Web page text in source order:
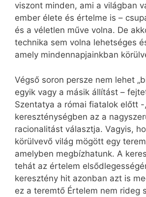
viszont minden, ami a világban
ember élete és értelme is –
és a véletlen műve volna. De
technika sem volna lehetséges
amely mindennapjainkban
Végső soron persze nem lehet
egyik vagy a másik állítást –
Szentatya a római fiatalok előtt
kereszténységben az a
racionalitást választja. Vagyis,
körülvevő világ mögött egy
amelyben megbízhatunk. A
tehát az értelem
keresztény hit azonban azt is
ez a teremtő Értelem nem rideg